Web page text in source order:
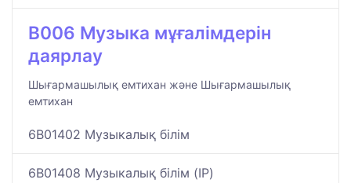
B006 Музыка мұғалімдерін
даярлау
Шығармашылық емтихан және Шығармашылық
емтихан
6B01402 Музыкалық білім
6B01408 Музыкалық білім (IP)